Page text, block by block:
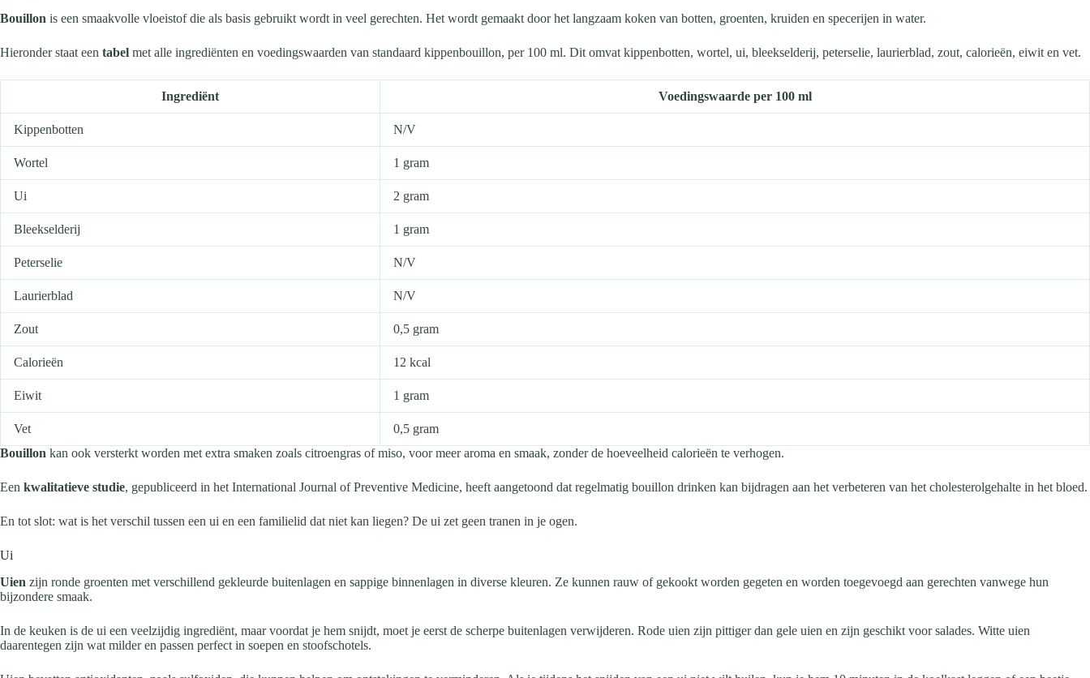
Bouillon is een smaakvolle vloeistof die als basis gebruikt wordt in veel gerechten. Het wordt gemaakt door het langzaam koken van botten, groenten, kruiden en specerijen in water.
Hieronder staat een tabel met alle ingrediënten en voedingswaarden van standaard kippenbouillon, per 100 ml. Dit omvat kippenbotten, wortel, ui, bleekselderij, peterselie, laurierblad, zout, calorieën, eiwit en vet.
Ingrediënt Voedingswaarde per 100 ml
Kippenbotten N/V
Wortel 1 gram
Ui 2 gram
Bleekselderij 1 gram
Peterselie N/V
Laurierblad N/V
Zout 0,5 gram
Calorieën 12 kcal
Eiwit 1 gram
Vet
0,5 gram
Bouillon kan ook versterkt worden met extra smaken zoals citroengras of miso, voor meer aroma en smaak, zonder de hoeveelheid calorieën te verhogen.
Een kwalitatieve studie, gepubliceerd in het International Journal of Preventive Medicine, heeft aangetoond dat regelmatig bouillon drinken kan bijdragen aan het verbeteren van het cholesterolgehalte in het bloed.
En tot slot: wat is het verschil tussen een ui en een familielid dat niet kan liegen? De ui zet geen tranen in je ogen.
Ui
Uien zijn ronde groenten met verschillend gekleurde buitenlagen en sappige binnenlagen in diverse kleuren. Ze kunnen rauw of gekookt worden gegeten en worden toegevoegd aan gerechten vanwege hun
bijzondere smaak.
In de keuken is de ui een veelzijdig ingrediënt, maar voordat je hem snijdt, moet je eerst de scherpe buitenlagen verwijderen. Rode uien zijn pittiger dan gele uien en zijn geschikt voor salades. Witte uien
daarentegen zijn wat milder en passen perfect in soepen en stoofschotels.